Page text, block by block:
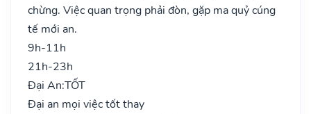
chừng. Việc quan trọng phải đòn, gặp ma quỷ cúng
tế mới an.
9h-11h
21h-23h
Đại An:TỐT
Đại an mọi việc tốt thay